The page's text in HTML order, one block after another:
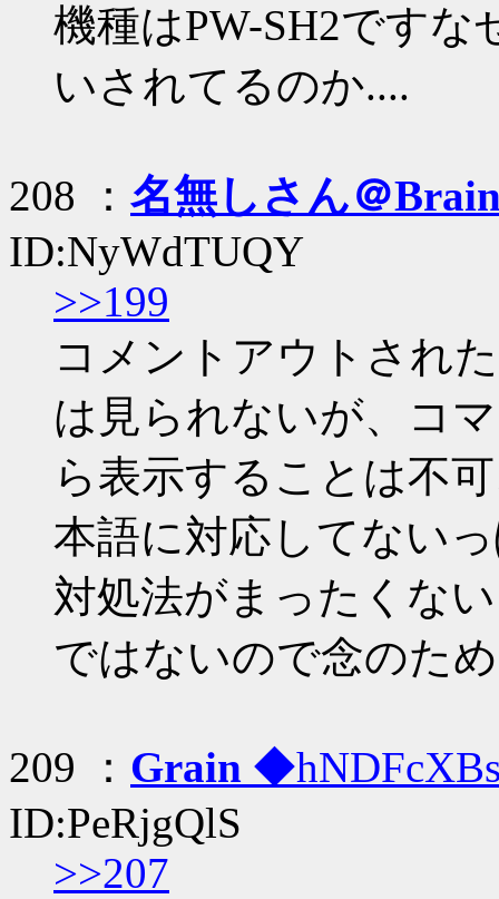
機種はPW-SH2です
いされてるのか....
208 ： 名無しさん＠
ID:NyWdTUQY
>>199
コメントアウトされ
は見られないが、コ
ら表示することは不
本語に対応してない
対処法がまったくな
ではないので念のため
209 ： Grain
ID:PeRjgQlS
>>207